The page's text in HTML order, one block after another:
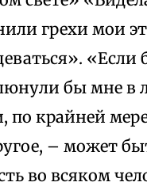
грехи мои
бы мне в
крайней
– может
во всяком